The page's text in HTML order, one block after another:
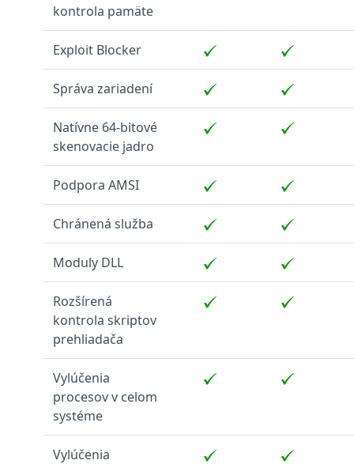
kontrola pamäte
Exploit Blocker
Správa zariadení
Natívne 64‑bitové
skenovacie jadro
Podpora AMSI
Chránená služba
Moduly DLL
Rozšírená
kontrola skriptov
prehliadača
Vylúčenia
procesov v celom
systéme
Vylúčenia